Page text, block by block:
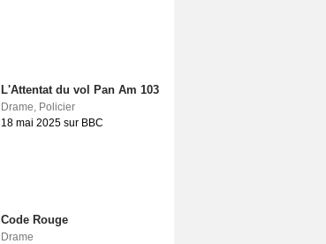
L'Attentat du vol Pan Am 103
Drame, Policier
18 mai 2025 sur BBC
Code Rouge
Drame